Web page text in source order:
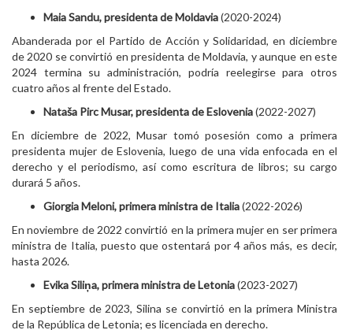
Maia Sandu, presidenta de Moldavia(2020-2024)
Abanderada por el Partido de Acción y Solidaridad, en diciembre
de 2020 se convirtió en presidenta de Moldavia, y aunque en este
2024 termina su administración, podría reelegirse para otros
cuatro años al frente del Estado.
Nataša Pirc Musar, presidenta de Eslovenia(2022-2027)
En diciembre de 2022, Musar tomó posesión como a primera
presidenta mujer de Eslovenia, luego de una vida enfocada en el
derecho y el periodismo, así como escritura de libros; su cargo
durará 5 años.
Giorgia Meloni, primera ministra de Italia(2022-2026)
En noviembre de 2022 convirtió en la primera mujer en ser primera
ministra de Italia, puesto que ostentará por 4 años más, es decir,
hasta 2026.
Evika Siliņa, primera ministra de Letonia(2023-2027)
En septiembre de 2023, Silina se convirtió en la primera Ministra
de la República de Letonia; es licenciada en derecho.